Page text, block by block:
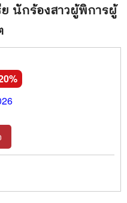
นักร้องสาวผู้พิการผู้
%